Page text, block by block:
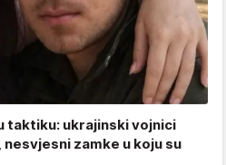
taktiku: ukrajinski vojnici
zamke u koju su